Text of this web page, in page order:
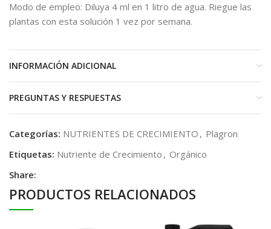
Modo de empleo: Diluya 4 ml en 1 litro de agua. Riegue las
plantas con esta solución 1 vez por semana.
INFORMACIÓN ADICIONAL
PREGUNTAS Y RESPUESTAS
Categorías: NUTRIENTES DE CRECIMIENTO , Plagron
Etiquetas: Nutriente de Crecimiento , Orgánico
Share:
PRODUCTOS RELACIONADOS